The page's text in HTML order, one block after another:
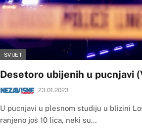
SVIJET
Desetoro ubijenih u pucnjavi
23.01.2023
U pucnjavi u plesnom studiju u blizini
ranjeno još 10 lica, neki su…